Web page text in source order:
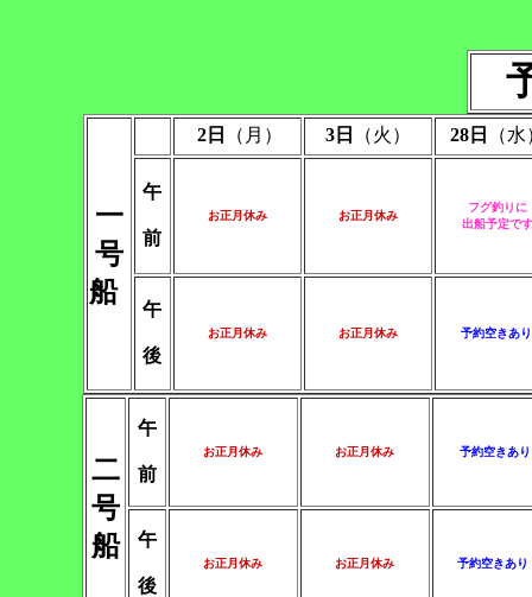
一
号
船
2日 （月） 3日 （火） 28日 （
午
前
お正月休み お正月休み
フグ釣りに
出船予定です
午
後
お正月休み お正月休み 予約空きあり
二
号
船
午
前
お正月休み お正月休み 予約空きあり
午
後
お正月休み お正月休み 予約空きあり